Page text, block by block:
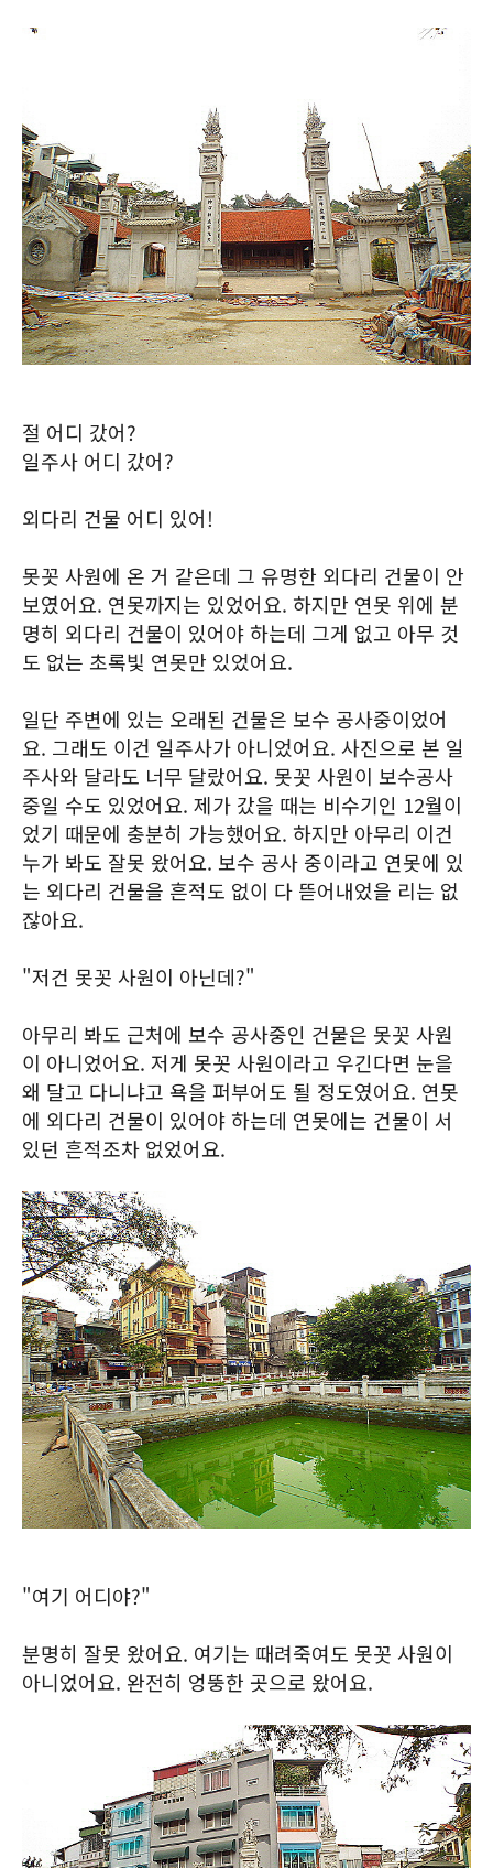
절 어디 갔어?
일주사 어디 갔어?
외다리 건물 어디 있어!
못꼿 사원에 온 거 같은데 그 유명한 외다리 건물이 안
보였어요. 연못까지는 있었어요. 하지만 연못 위에 분
명히 외다리 건물이 있어야 하는데 그게 없고 아무 것
도 없는 초록빛 연못만 있었어요.
일단 주변에 있는 오래된 건물은 보수 공사중이었어
요. 그래도 이건 일주사가 아니었어요. 사진으로 본 일
주사와 달라도 너무 달랐어요. 못꼿 사원이 보수공사
중일 수도 있었어요. 제가 갔을 때는 비수기인 12월이
었기 때문에 충분히 가능했어요. 하지만 아무리 이건
누가 봐도 잘못 왔어요. 보수 공사 중이라고 연못에 있
는 외다리 건물을 흔적도 없이 다 뜯어내었을 리는 없
잖아요.
"저건 못꼿 사원이 아닌데?"
아무리 봐도 근처에 보수 공사중인 건물은 못꼿 사원
이 아니었어요. 저게 못꼿 사원이라고 우긴다면 눈을
왜 달고 다니냐고 욕을 퍼부어도 될 정도였어요. 연못
에 외다리 건물이 있어야 하는데 연못에는 건물이 서
있던 흔적조차 없었어요.
"여기 어디야?"
분명히 잘못 왔어요. 여기는 때려죽여도 못꼿 사원이
아니었어요. 완전히 엉뚱한 곳으로 왔어요.